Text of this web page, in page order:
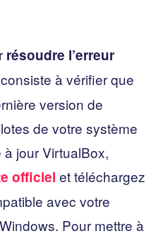
résoudre l’erreur
consiste à vérifier que
version de
de votre système
jour VirtualBox,
officiel et téléchargez
avec votre
Pour mettre à